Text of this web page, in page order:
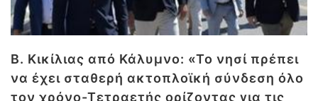
Β. Κικίλιας από Κάλυμνο: «Το νησί πρέπει
να έχει σταθερή ακτοπλοϊκή σύνδεση όλο
τον χρόνο-Τετραετής ορίζοντας για τις